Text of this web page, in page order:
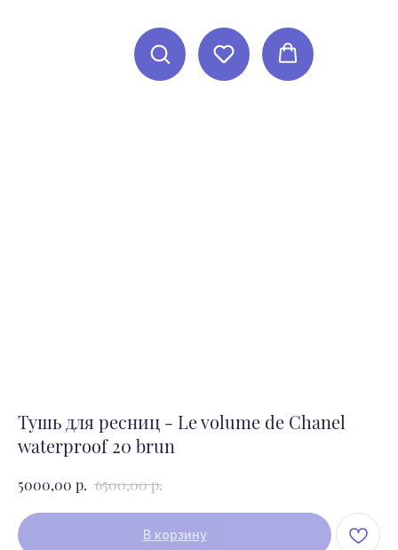
Тушь для ресниц - Le volume de Chanel
waterproof 20 brun
5000,00 р. 6500,00р.
В корзину